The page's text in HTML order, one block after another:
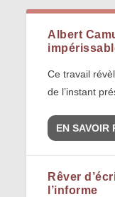
Albert
Ce travail
de l’instant
EN SAVOIR
Rêver
l’informe